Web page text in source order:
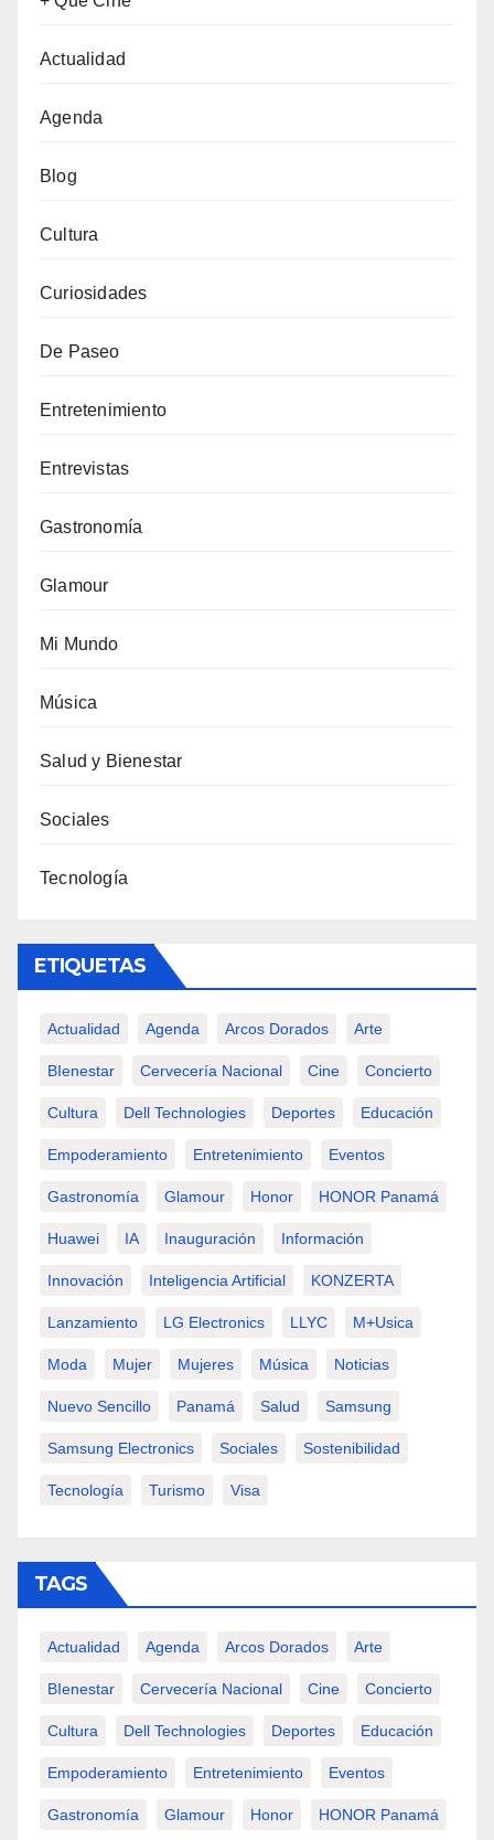
Actualidad
Agenda
Blog
Cultura
Curiosidades
De Paseo
Entretenimiento
Entrevistas
Gastronomía
Glamour
Mi Mundo
Música
Salud y Bienestar
Sociales
Tecnología
ETIQUETAS
Actualidad Agenda Arcos Dorados Arte
BIenestar Cervecería Nacional Cine Concierto
Cultura Dell Technologies Deportes Educación
Empoderamiento Entretenimiento Eventos
Gastronomía Glamour Honor HONOR Panamá
Huawei IA Inauguración Información
Innovación Inteligencia Artificial KONZERTA
Lanzamiento LG Electronics LLYC M+usica
Moda Mujer Mujeres Música Noticias
Nuevo Sencillo Panamá Salud Samsung
Samsung Electronics Sociales Sostenibilidad
Tecnología Turismo Visa
TAGS
Actualidad Agenda Arcos Dorados Arte
BIenestar Cervecería Nacional Cine Concierto
Cultura Dell Technologies Deportes Educación
Empoderamiento Entretenimiento Eventos
Gastronomía Glamour Honor HONOR Panamá